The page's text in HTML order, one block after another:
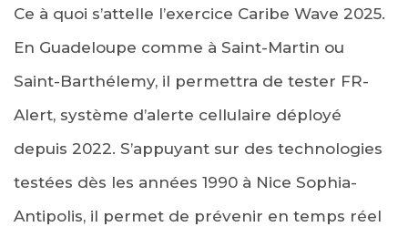
Ce à quoi s’attelle l’exercice Caribe Wave 2025.
En Guadeloupe comme à Saint-Martin ou
Saint-Barthélemy, il permettra de tester FR-
Alert, système d’alerte cellulaire déployé
depuis 2022. S’appuyant sur des technologies
testées dès les années 1990 à Nice Sophia-
Antipolis, il permet de prévenir en temps réel